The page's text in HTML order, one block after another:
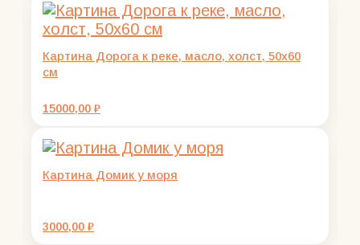
Картина Дорога к реке, масло, холст, 50х60
см
15000,00 ₽
Картина Домик у моря
3000,00 ₽